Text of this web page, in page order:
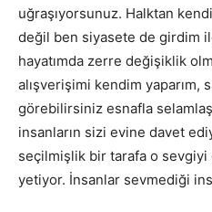
uğraşıyorsunuz. Halktan
değil ben siyasete de girdim
hayatımda zerre değişiklik
alışverişimi kendim yaparım,
görebilirsiniz esnafla
insanların sizi evine davet
seçilmişlik bir tarafa o
yetiyor. İnsanlar sevmediği